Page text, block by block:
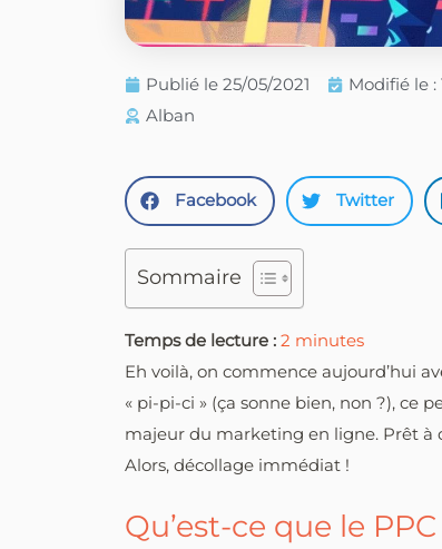
Publié le 25/05/2021 Modifié le :
Alban
Facebook Twitter
Sommaire
Temps de lecture : 2 minutes
Eh voilà, on commence aujourd’hui
« pi-pi-ci » (ça sonne bien, non ?), ce
majeur du marketing en ligne. Prêt à
Alors, décollage immédiat !
Qu’est-ce que le